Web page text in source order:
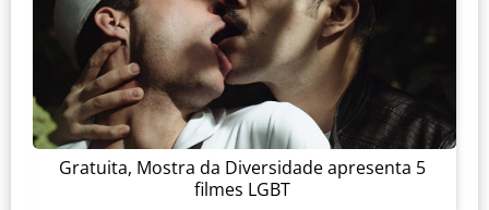
Gratuita, Mostra da Diversidade apresenta 5
filmes LGBT